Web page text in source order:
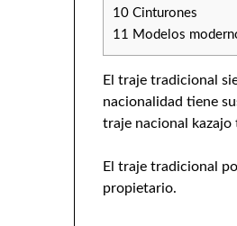
10 Cinturones
11 Modelos
El traje tradicional
nacionalidad tiene
traje nacional kazajo
El traje tradicional
propietario.